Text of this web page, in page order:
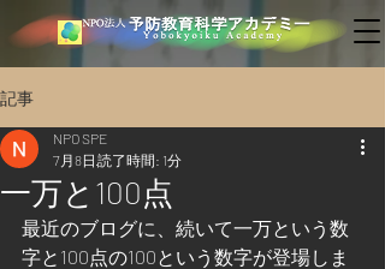
記事
一万と100点
NPO SPE
7月8日 読了時間: 1分
最近のブログに、続いて一万という数
字と100点の100という数字が登場しま